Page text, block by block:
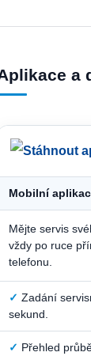
a
Mobilní
Mějte servis
vždy po ruce
telefonu.
✓ Zadání
sekund.
✓ Přehled